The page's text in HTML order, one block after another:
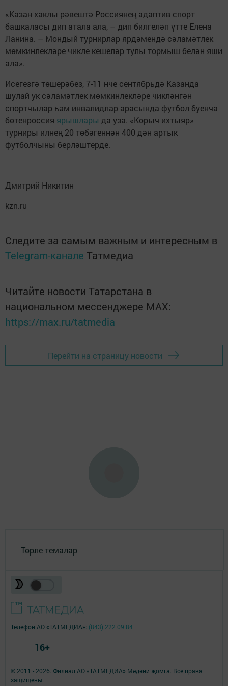
«Казан хаклы рәвештә Россиянең адаптив спорт
башкаласы дип атала ала, – дип билгеләп үтте Елена
Ланина. – Мондый турнирлар ярдәмендә сәламәтлек
мөмкинлекләре чикле кешеләр тулы тормыш белән яши
ала».
Исегезгә төшерәбез, 7-11 нче сентябрьдә Казанда
шулай ук сәламәтлек мөмкинлекләре чикләнгән
спортчылар һәм инвалидлар арасында футбол буенча
бөтенроссия ярышлары да уза. «Корыч ихтыяр»
турниры илнең 20 төбәгеннән 400 дән артык
футболчыны берләштерде.
Дмитрий Никитин
kzn.ru
Следите за самым важным и интересным в
Telegram-канале Татмедиа
Читайте новости Татарстана в
национальном мессенджере MАХ:
https://max.ru/tatmedia
Перейти на страницу новости
Төрле темалар
© 2011 - 2026. Филиал АО «ТАТМЕДИА» Мәдәни җомга. Все права
защищены.
Телефон АО «ТАТМЕДИА»: (843) 222 09 84
16+